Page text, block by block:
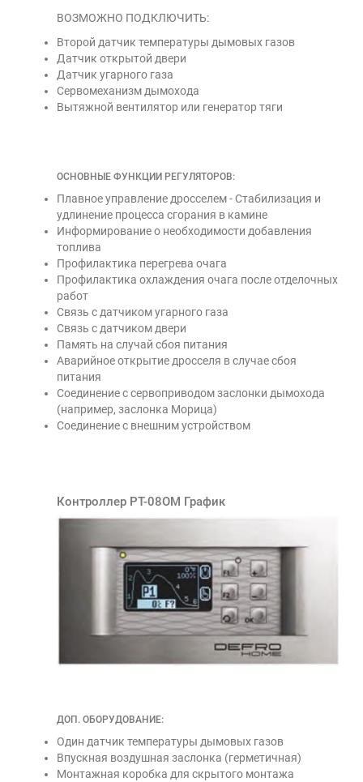
ВОЗМОЖНО ПОДКЛЮЧИТЬ:
Второй датчик температуры дымовых газов
Датчик открытой двери
Датчик угарного газа
Сервомеханизм дымохода
Вытяжной вентилятор или генератор тяги
ОСНОВНЫЕ ФУНКЦИИ РЕГУЛЯТОРОВ:
Плавное управление дросселем - Стабилизация и
удлинение процесса сгорания в камине
Информирование о необходимости добавления
топлива
Профилактика перегрева очага
Профилактика охлаждения очага после отделочных
работ
Связь с датчиком угарного газа
Связь с датчиком двери
Память на случай сбоя питания
Аварийное открытие дросселя в случае сбоя
питания
Соединение с сервоприводом заслонки дымохода
(например, заслонка Морица)
Соединение с внешним устройством
Контроллер РТ-08ОМ График
ДОП. ОБОРУДОВАНИЕ:
Один датчик температуры дымовых газов
Впускная воздушная заслонка (герметичная)
Монтажная коробка для скрытого монтажа